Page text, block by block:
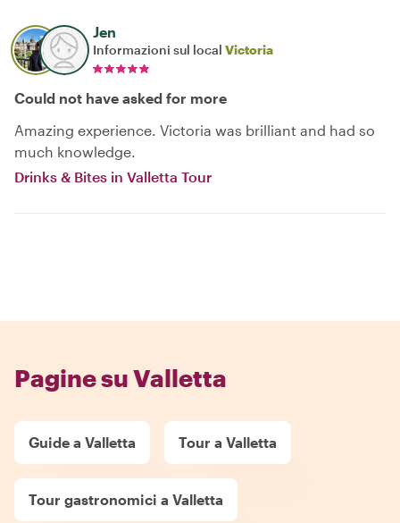
Jen
Informazioni sul local Victoria
Could not have asked for more
Amazing experience. Victoria was brilliant and had so
much knowledge.
Drinks & Bites in Valletta Tour
Pagine su Valletta
Guide a Valletta Tour a Valletta
Tour gastronomici a Valletta